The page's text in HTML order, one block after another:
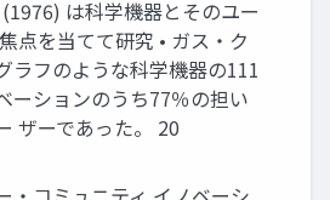
は科学機器とそのユー
点を当てて研究 • ガス・ク
ラフのような科学機器の111
ーションのうち77％の担い
ザーであった。 20